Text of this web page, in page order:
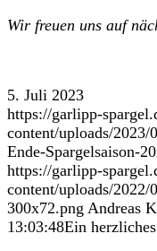
Wir freuen uns auf
5. Juli 2023
https://garlipp-
content/uploads/2023/
Ende-Spargelsaison-
https://garlipp-
content/uploads/
300x72.png Andreas
13:03:48Ein